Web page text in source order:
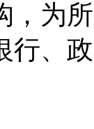
，为
行、